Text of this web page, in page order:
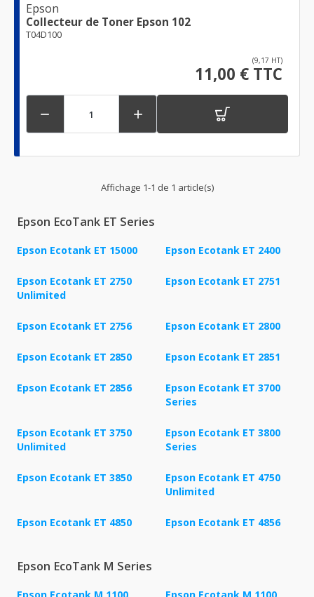
Epson
Collecteur de Toner Epson 102
T04D100
(9,17 HT)
11,00 € TTC
 
Affichage 1-1 de 1 article(s)
Epson EcoTank ET Series
Epson Ecotank ET 15000 Epson Ecotank ET 2400
Epson Ecotank ET 2750
Unlimited
Epson Ecotank ET 2751
Epson Ecotank ET 2756 Epson Ecotank ET 2800
Epson Ecotank ET 2850 Epson Ecotank ET 2851
Epson Ecotank ET 2856
Epson Ecotank ET 3700
Series
Epson Ecotank ET 3750
Unlimited
Epson Ecotank ET 3800
Series
Epson Ecotank ET 3850
Epson Ecotank ET 4750
Unlimited
Epson Ecotank ET 4850 Epson Ecotank ET 4856
Epson EcoTank M Series